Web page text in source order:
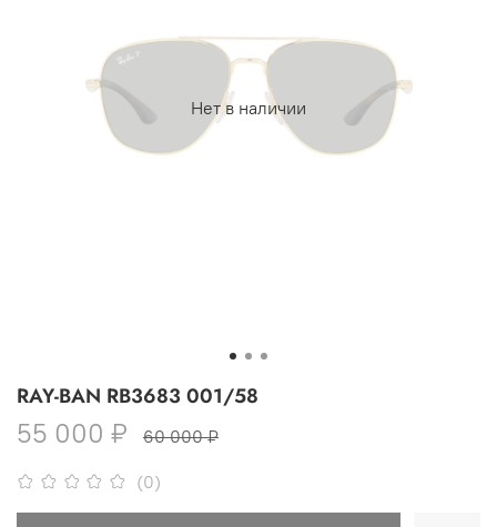
Нет в наличии
(0)
RAY-BAN RB3683 001/58
55 000 ₽ 60 000 ₽